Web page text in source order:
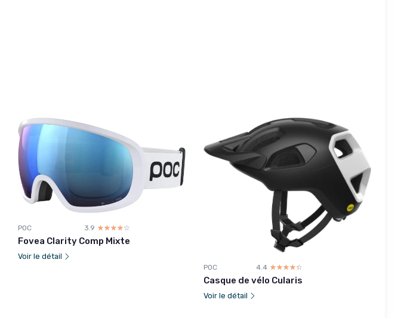
POC 3.9 ☆☆☆☆☆
★★★★★
Fovea Clarity Comp Mixte
Voir le détail
POC 4.4 ☆☆☆☆☆
★★★★★
Casque de vélo Cularis
Voir le détail